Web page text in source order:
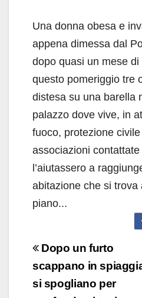
Una donna obesa e
appena dimessa dal
dopo quasi un mese
questo pomeriggio tre
distesa su una barella
palazzo dove vive, in
fuoco, protezione
associazioni
l’aiutassero a
abitazione che si trova
piano...
Navigazione
articoli
Dopo un furto
scappano in
si spogliano per